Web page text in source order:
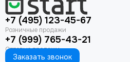
+7 (495) 123-45-67
+7 (999) 765-43-21
Заказать звонок